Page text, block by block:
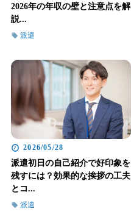
2026年の年収の壁と注意点を解
説...
派遣
2026/05/28
派遣初日の自己紹介で好印象を
残すには？効果的な挨拶の工夫
とコ...
派遣